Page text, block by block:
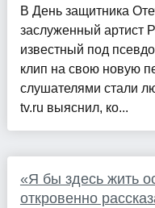
В День защитника
заслуженный артист
известный под
клип на свою новую
слушателями стали
tv.ru выяснил, ко...
«Я бы здесь жить
откровенно